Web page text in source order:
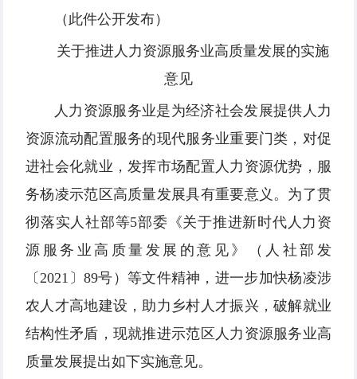
（此件公开发布）
关于推进人力资源服务业高质量发展的实施
意见
人力资源服务业是为经济社会发展提供人力
资源流动配置服务的现代服务业重要门类，对促
进社会化就业，发挥市场配置人力资源优势，服
务杨凌示范区高质量发展具有重要意义。为了贯
彻落实人社部等5部委《关于推进新时代人力资
源服务业高质量发展的意见》（人社部发
〔2021〕89号）等文件精神，进一步加快杨凌涉
农人才高地建设，助力乡村人才振兴，破解就业
结构性矛盾，现就推进示范区人力资源服务业高
质量发展提出如下实施意见。